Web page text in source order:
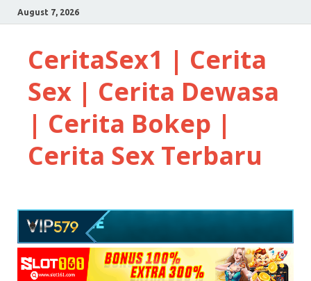
August 7, 2026
CeritaSex1 | Cerita
Sex | Cerita Dewasa
| Cerita Bokep |
Cerita Sex Terbaru